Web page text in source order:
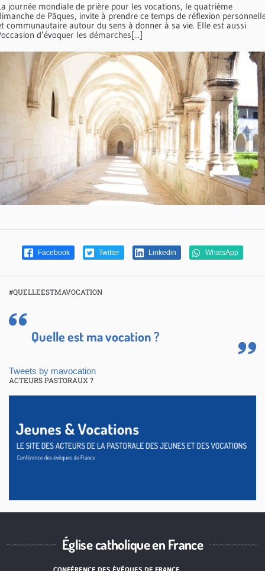
journée mondiale de prière pour les vocations, le quatrième
de Pâques, invite à prendre ce temps de réflexion
communautaire autour du sens à donner à sa vie. Elle est aussi
d’évoquer les démarches[...]
Facebook Twitter Linkedin WhatsApp
#QUELLEESTMAVOCATION
Quelle est ma vocation ?
Tweets by mavocation
ACTEURS PASTORAUX ?
Église catholique en France